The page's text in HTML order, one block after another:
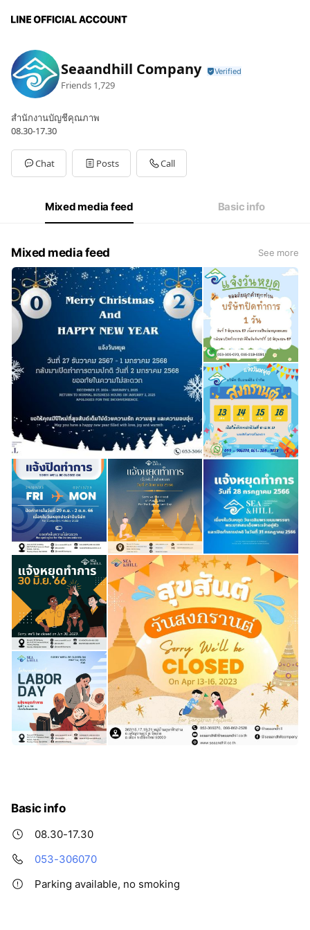
Seaandhill Company
Friends 1,729
สำนักงานบัญชีคุณภาพ
08.30-17.30
Chat Posts Call
Mixed media feed Basic info
Mixed media feed See more
Basic info
08.30-17.30
053-306070
Parking available, no smoking